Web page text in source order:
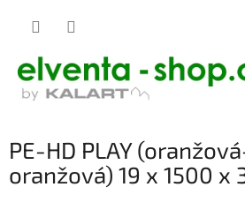
PE-HD PLAY
oranžová) 19 x 1500 x